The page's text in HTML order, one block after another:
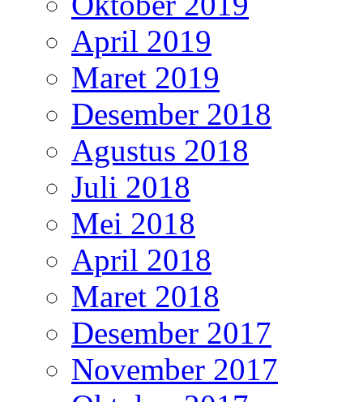
April 2019
Maret 2019
Desember 2018
Agustus 2018
Juli 2018
Mei 2018
April 2018
Maret 2018
Desember 2017
November 2017